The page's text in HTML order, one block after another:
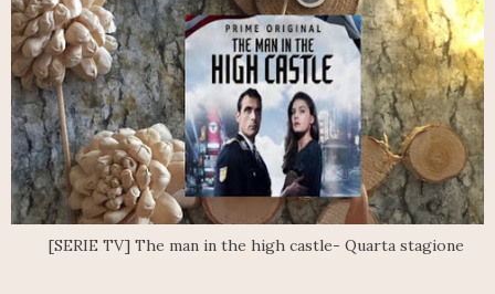
[SERIE TV] The man in the high castle- Quarta stagione